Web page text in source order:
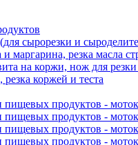
сырорезки и
маргарина, резка масла
на коржи, нож для
резка коржей и теста
пищевых продуктов -
пищевых продуктов -
пищевых продуктов -
пищевых продуктов -